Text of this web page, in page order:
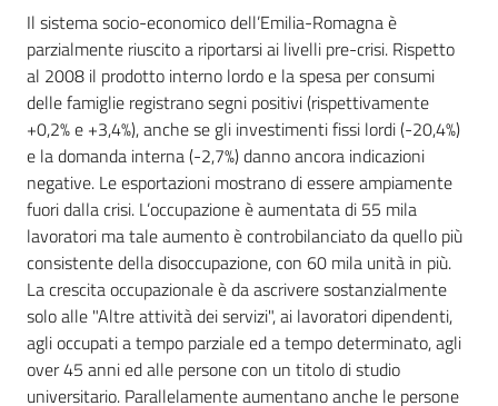
Seguici
su
Il sistema socio-economico dell’Emilia-Romagna è
parzialmente riuscito a riportarsi ai livelli pre-crisi. Rispetto
al 2008 il prodotto interno lordo e la spesa per consumi
delle famiglie registrano segni positivi (rispettivamente
+0,2% e +3,4%), anche se gli investimenti fissi lordi (-20,4%)
e la domanda interna (-2,7%) danno ancora indicazioni
negative. Le esportazioni mostrano di essere ampiamente
fuori dalla crisi. L’occupazione è aumentata di 55 mila
lavoratori ma tale aumento è controbilanciato da quello più
consistente della disoccupazione, con 60 mila unità in più.
La crescita occupazionale è da ascrivere sostanzialmente
solo alle "Altre attività dei servizi", ai lavoratori dipendenti,
agli occupati a tempo parziale ed a tempo determinato, agli
over 45 anni ed alle persone con un titolo di studio
universitario. Parallelamente aumentano anche le persone